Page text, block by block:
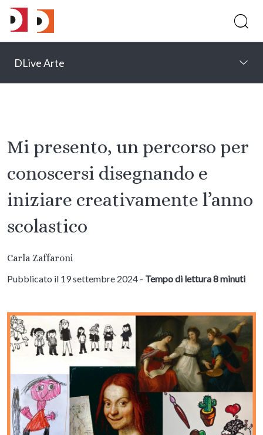
DLive Arte
Mi presento, un percorso per
conoscersi disegnando e
iniziare creativamente l’anno
scolastico
Carla Zaffaroni
Pubblicato il 19 settembre 2024 - Tempo di lettura 8 minuti